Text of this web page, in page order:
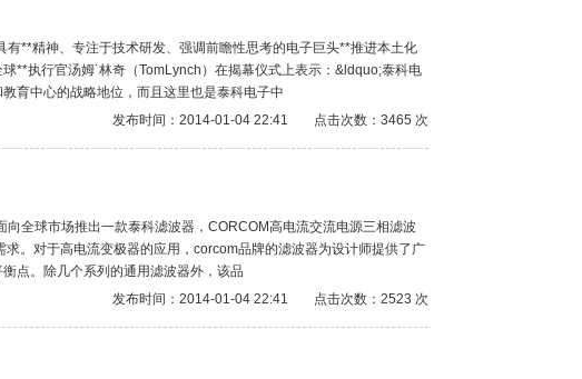
**精神、专注于技术研发、强调前瞻性思考的电子巨头**推进本土化
**执行官汤姆˙林奇（TomLynch）在揭幕仪式上表示：&ldquo;泰科电
育中心的战略地位，而且这里也是泰科电子中
发布时间：2014-01-04 22:41
点击次数：3465 次
全球市场推出一款泰科滤波器，CORCOM高电流交流电源三相滤波
。对于高电流变极器的应用，corcom品牌的滤波器为设计师提供了广
点。除几个系列的通用滤波器外，该品
发布时间：2014-01-04 22:41
点击次数：2523 次